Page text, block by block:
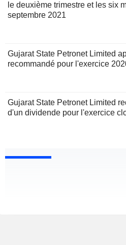
le deuxième trimestre et les six
septembre 2021
Gujarat State Petronet Limited
recommandé pour l'exercice
Gujarat State Petronet Limited
d'un dividende pour l'exercice